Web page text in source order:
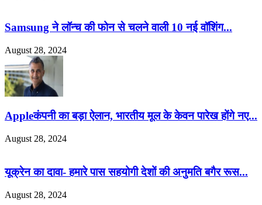
Samsung ने लॉन्च की फोन से चलने वाली 10 नई वॉशिंग...
August 28, 2024
Appleकंपनी का बड़ा ऐलान, भारतीय मूल के केवन पारेख होंगे नए...
August 28, 2024
यूक्रेन का दावा- हमारे पास सहयोगी देशों की अनुमति बगैर रूस...
August 28, 2024